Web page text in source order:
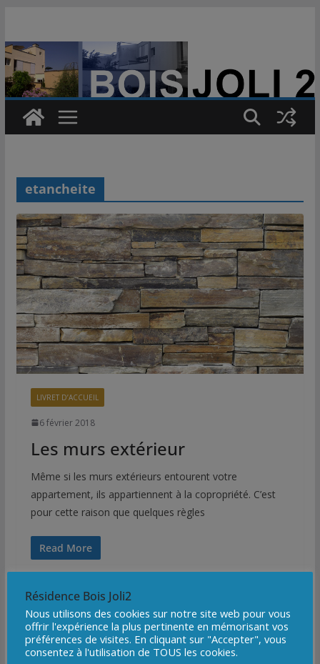
contenu
etancheite
LIVRET D’ACCUEIL
6 février 2018
Les murs extérieur
Même si les murs extérieurs entourent votre
appartement, ils appartiennent à la copropriété. C’est
pour cette raison que quelques règles
Read More
Résidence Bois Joli2
Nous utilisons des cookies sur notre site web pour vous
offrir l'expérience la plus pertinente en mémorisant vos
préférences de visites. En cliquant sur "Accepter", vous
consentez à l'utilisation de TOUS les cookies.